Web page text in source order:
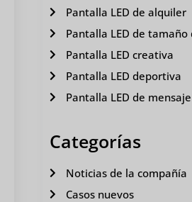
Pantalla LED de alquiler
Pantalla LED de
Pantalla LED creativa
Pantalla LED deportiva
Pantalla LED de mensaje
Categorías
Noticias de la compañía
Casos nuevos